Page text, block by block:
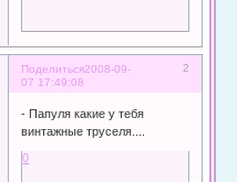
Поделиться 2
2008-09-
07 17:49:08
- Папуля какие у тебя
винтажные труселя....
0